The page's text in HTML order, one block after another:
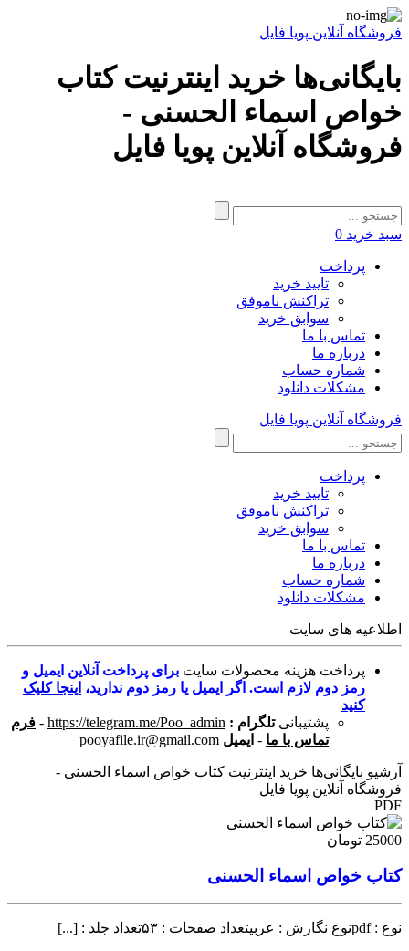
فروشگاه آنلاین پویا فایل
بایگانی‌ها خرید اینترنیت کتاب
خواص اسماء الحسنی -
فروشگاه آنلاین پویا فایل
سبد خرید 0
پرداخت
تایید خرید
تراکنش ناموفق
سوابق خرید
تماس با ما
درباره ما
شماره حساب
مشکلات دانلود
فروشگاه آنلاین پویا فایل
پرداخت
تایید خرید
تراکنش ناموفق
سوابق خرید
تماس با ما
درباره ما
شماره حساب
مشکلات دانلود
اطلاعیه های سایت
پرداخت هزینه محصولات سایت برای پرداخت آنلاین ایمیل و
رمز دوم لازم است. اگر ایمیل یا رمز دوم ندارید، اینجا کلیک
کنید
پشتیبانی تلگرام : https://telegram.me/Poo_admin
- فرم
تماس با ما - ایمیل pooyafile.ir@gmail.com
آرشیو بایگانی‌ها خرید اینترنیت کتاب خواص اسماء الحسنی -
فروشگاه آنلاین پویا فایل
PDF
25000 تومان
کتاب خواص اسماء الحسنی
نوع : pdfنوع نگارش : عربیتعداد صفحات : ۵۳تعداد جلد : [...]